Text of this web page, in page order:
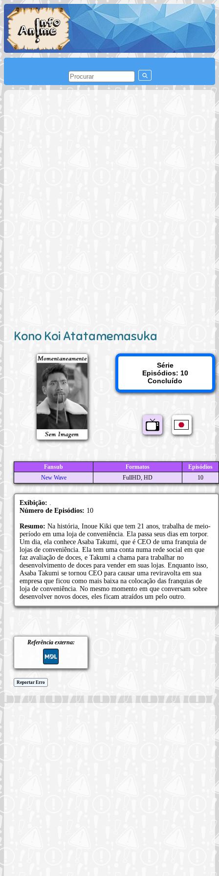
Kono Koi Atatamemasuka
Série
Episódios: 10
Concluído
Fansub Formatos
Episódios
New Wave
FullHD, HD 10
Exibição:
Número de Episódios: 10
Resumo: Na história, Inoue Kiki que tem 21 anos, trabalha de meio-
período em uma loja de conveniência. Ela passa seus dias em torpor.
Um dia, ela conhece Asaba Takumi, que é CEO de uma franquia de
lojas de conveniência. Ela tem uma conta numa rede social em que
faz avaliação de doces, e Takumi a chama para trabalhar no
desenvolvimento de doces para vender em suas lojas. Enquanto isso,
Asaba Takumi se tornou CEO para causar uma reviravolta em sua
empresa que ficou como mais baixa na colocação das franquias de
loja de conveniência. No mesmo momento em que conversam sobre
desenvolver novos doces, eles ficam atraídos um pelo outro.
Referência externa:
Reportar Erro